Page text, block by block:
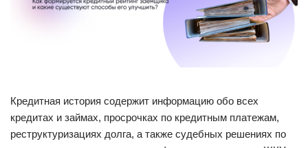
Кредитная история содержит информацию обо всех
кредитах и займах, просрочках по кредитным платежам,
реструктуризациях долга, а также судебных решениях по